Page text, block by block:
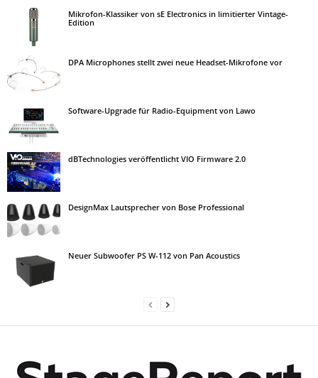
Mikrofon-Klassiker von sE Electronics in limitierter Vintage-
Edition
DPA Microphones stellt zwei neue Headset-Mikrofone vor
Software-Upgrade für Radio-Equipment von Lawo
dBTechnologies veröffentlicht VIO Firmware 2.0
DesignMax Lautsprecher von Bose Professional
Neuer Subwoofer PS W-112 von Pan Acoustics